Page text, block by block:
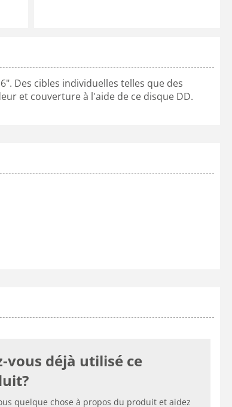
Des cibles individuelles telles que des
et couverture à l'aide de ce disque DD.
vous déjà utilisé ce
quelque chose à propos du produit et aidez